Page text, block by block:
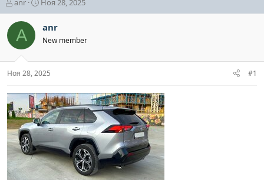
в
т
о
р
е
м
anr
а
а
н
ч
а
а
Ноя 28, 2025
A anr
New member
Ноя 28, 2025 #1